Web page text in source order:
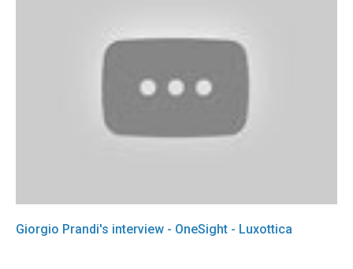
Giorgio Prandi's interview - OneSight - Luxottica